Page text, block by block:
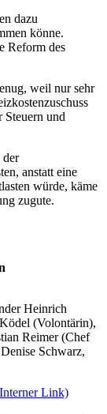
dazu
könne.
Reform des
weil nur sehr
und
anstatt eine
würde, käme
zugute.
Heinrich
(Volontärin),
Reimer (Chef
Schwarz,
Link)